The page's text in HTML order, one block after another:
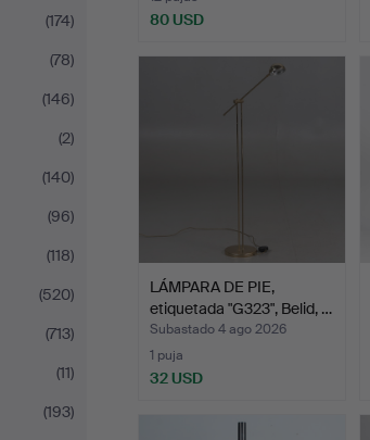
(174)
(78)
(146)
(2)
(140)
(96)
(118)
(520)
(713)
(11)
(193)
80 USD
LÁMPARA DE PIE,
etiquetada "G323", Belid, …
Subastado 4 ago 2026
1 puja
32 USD